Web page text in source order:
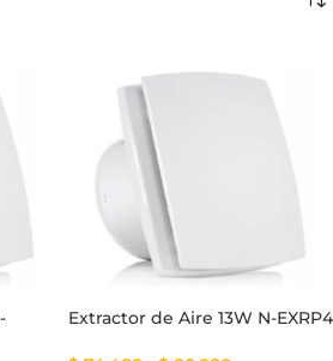
Extractor de Aire 13W N-EXRP4